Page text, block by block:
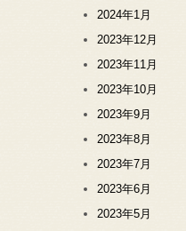
2024年1月
2023年12月
2023年11月
2023年10月
2023年9月
2023年8月
2023年7月
2023年6月
2023年5月